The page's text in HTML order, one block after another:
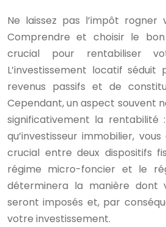
Ne laissez pas l’impôt rogner
Comprendre et choisir le
crucial pour rentabiliser
L’investissement locatif
revenus passifs et de
Cependant, un aspect souvent
significativement la rentabilité
qu’investisseur immobilier,
crucial entre deux dispositifs
régime micro-foncier et le
déterminera la manière dont
seront imposés et, par
votre investissement.